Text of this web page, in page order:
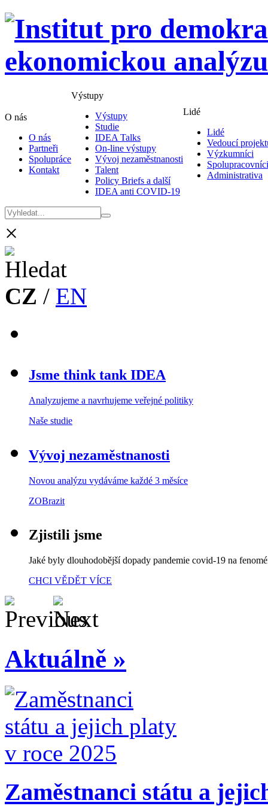
O nás
O nás
Partneři
Spolupráce
Kontakt
Výstupy
Výstupy
Studie
IDEA Talks
On-line výstupy
Vývoj nezaměstnanosti
Talent
Policy Briefs a další
IDEA anti COVID-19
Lidé
Lidé
Vedoucí
Výzkumníci
Spolupracovníci
Administrativa
×
CZ / EN
Jsme think tank IDEA
Analyzujeme a navrhujeme veřejné politiky
Naše studie
Vývoj nezaměstnanosti
Novou analýzu vydáváme každé 3 měsíce
ZOBrazit
Zjistili jsme
Jaké byly dlouhodobější dopady pandemie covid-19 na
CHCI VĚDĚT VÍCE
Aktuálně »
Zaměstnanci státu a